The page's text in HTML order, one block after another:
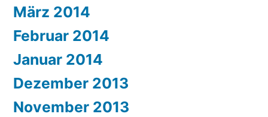
März 2014
Februar 2014
Januar 2014
Dezember 2013
November 2013